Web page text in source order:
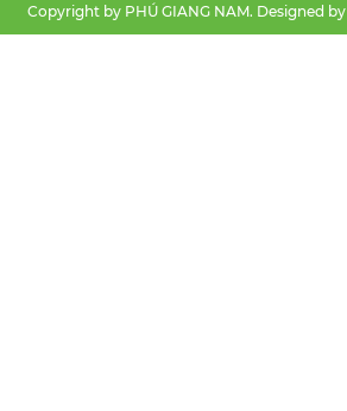
Copyright by PHÚ GIANG NAM. Designed by